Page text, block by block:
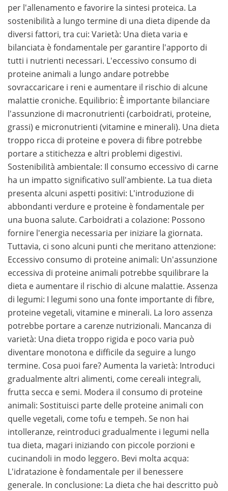
per l'allenamento e favorire la sintesi proteica. La
sostenibilità a lungo termine di una dieta dipende da
diversi fattori, tra cui: Varietà: Una dieta varia e
bilanciata è fondamentale per garantire l'apporto di
tutti i nutrienti necessari. L'eccessivo consumo di
proteine animali a lungo andare potrebbe
sovraccaricare i reni e aumentare il rischio di alcune
malattie croniche. Equilibrio: È importante bilanciare
l'assunzione di macronutrienti (carboidrati, proteine,
grassi) e micronutrienti (vitamine e minerali). Una dieta
troppo ricca di proteine e povera di fibre potrebbe
portare a stitichezza e altri problemi digestivi.
Sostenibilità ambientale: Il consumo eccessivo di carne
ha un impatto significativo sull'ambiente. La tua dieta
presenta alcuni aspetti positivi: L'introduzione di
abbondanti verdure e proteine è fondamentale per
una buona salute. Carboidrati a colazione: Possono
fornire l'energia necessaria per iniziare la giornata.
Tuttavia, ci sono alcuni punti che meritano attenzione:
Eccessivo consumo di proteine animali: Un'assunzione
eccessiva di proteine animali potrebbe squilibrare la
dieta e aumentare il rischio di alcune malattie. Assenza
di legumi: I legumi sono una fonte importante di fibre,
proteine vegetali, vitamine e minerali. La loro assenza
potrebbe portare a carenze nutrizionali. Mancanza di
varietà: Una dieta troppo rigida e poco varia può
diventare monotona e difficile da seguire a lungo
termine. Cosa puoi fare? Aumenta la varietà: Introduci
gradualmente altri alimenti, come cereali integrali,
frutta secca e semi. Modera il consumo di proteine
animali: Sostituisci parte delle proteine animali con
quelle vegetali, come tofu e tempeh. Se non hai
intolleranze, reintroduci gradualmente i legumi nella
tua dieta, magari iniziando con piccole porzioni e
cucinandoli in modo leggero. Bevi molta acqua:
L'idratazione è fondamentale per il benessere
generale. In conclusione: La dieta che hai descritto può